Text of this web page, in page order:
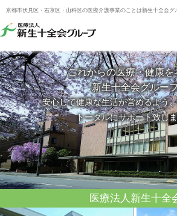
京都市伏見区・右京区・山科区の医療介護事業のことは新生十全会グ
これからの医療・健康を
新生十全会グルー
安心して健康な生活が営めるよう
トータルにサポート致し
医療法人新生十全